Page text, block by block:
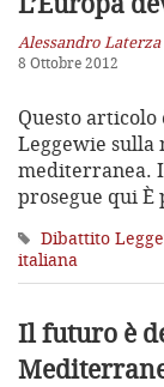
Alessandro Laterza
8 Ottobre 2012
Questo articolo
Leggewie sulla
mediterranea.
prosegue qui
Dibattito
italiana
Il futuro è